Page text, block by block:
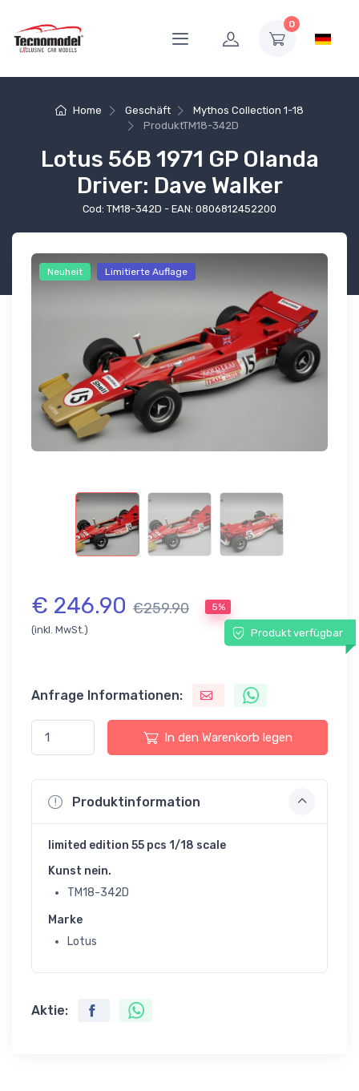
0
Home Geschäft
Mythos Collection 1-18
ProduktTM18-342D
Lotus 56B 1971 GP Olanda
Driver: Dave Walker
Cod: TM18-342D - EAN: 0806812452200
Neuheit Limitierte Auflage
€ 246.90 €259.90 5%
(inkl. MwSt.) Produkt verfügbar
Anfrage Informationen:
In den Warenkorb legen
Produktinformation
limited edition 55 pcs 1/18 scale
Kunst nein.
TM18-342D
Marke
Lotus
Aktie: